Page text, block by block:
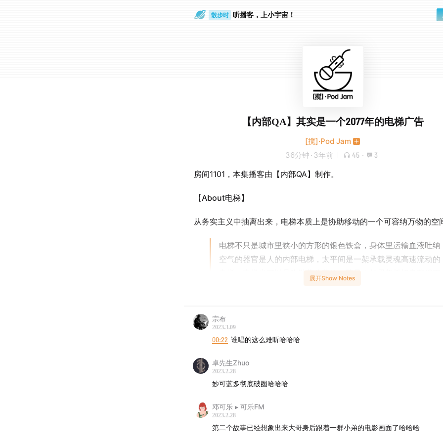
散步时 听播客，上小宇宙！
【内部QA】其实是一个2077年的电梯广告
[搅]·Pod Jam
36分钟 · 3年前 45 · 3
房间1101，本集播客由【内部QA】制作。
【About电梯】
从务实主义中抽离出来，电梯本质上是协助移动的一个可容纳万物的空
电梯不只是城市里狭小的方形的银色铁盒，身体里运输血液吐纳
空气的器官是人的内部电梯，太平间是一架承载灵魂高速流动的
电梯，电梯也可以是吹散蒲公英的一阵风！如果想要切身获得不
【本期内容】
本期会停靠四个电梯间，聊一聊我们和电梯印象深刻的故事：
💃🏻2018 伦敦 一所艺术学院里的电梯-发生在正式演出前的预开场
👩🏻‍💼2023上海 一个机关单位的电梯-令人陷入局促的电梯社交礼仪
📸2022 上海 一个办公楼里的电梯-在电梯间里和朋友一起快乐留影
【制作表】
展开Show Notes
宗布
2023.3.09
00:22 谁唱的这么难听哈哈哈
卓先生Zhuo
2023.2.28
妙可蓝多彻底破圈哈哈哈
邓可乐 ︎▸ 可乐FM
2023.2.28
第二个故事已经想象出来大哥身后跟着一群小弟的电影画面了哈哈哈